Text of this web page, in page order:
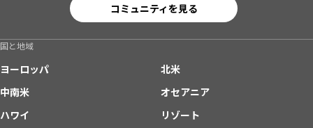
コミュニティを見る
国と地域
ヨーロッパ
北米
中南米
オセアニア
ハワイ
リゾート